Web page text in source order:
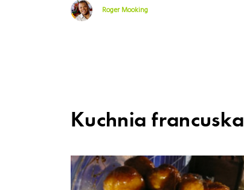
Roger Mooking
Kuchnia francuska